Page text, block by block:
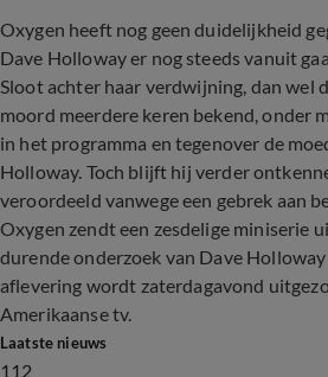
Oxygen heeft nog geen duidelijkheid
Dave Holloway er nog steeds vanuit
Sloot achter haar verdwijning, dan wel
moord meerdere keren bekend, onder
in het programma en tegenover de
Holloway. Toch blijft hij verder
veroordeeld vanwege een gebrek aan
Oxygen zendt een zesdelige miniserie
durende onderzoek van Dave Holloway
aflevering wordt zaterdagavond
Amerikaanse tv.
Laatste nieuws
112